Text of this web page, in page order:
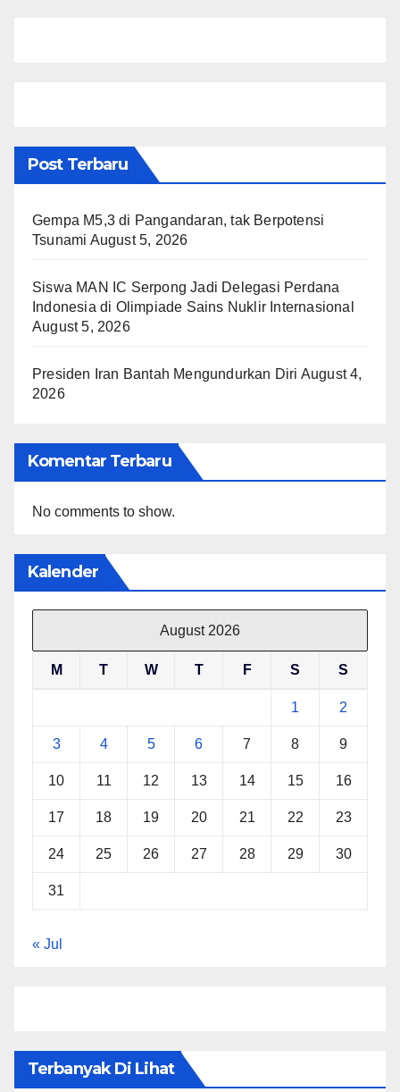
Post Terbaru
Gempa M5,3 di Pangandaran, tak Berpotensi
Tsunami August 5, 2026
Siswa MAN IC Serpong Jadi Delegasi Perdana
Indonesia di Olimpiade Sains Nuklir Internasional
August 5, 2026
Presiden Iran Bantah Mengundurkan Diri August 4,
2026
Komentar Terbaru
No comments to show.
Kalender
August 2026
M T W T F S S
1 2
3 4 5 6 7 8 9
10 11 12 13 14 15 16
17 18 19 20 21 22 23
24 25 26 27 28 29 30
31
« Jul
Terbanyak Di Lihat